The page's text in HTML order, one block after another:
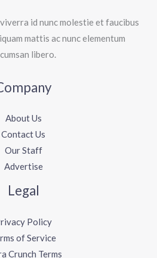
id nunc molestie et faucibus
mattis ac nunc elementum
libero.
About Us
Contact Us
Our Staff
Advertise
Legal
Policy
of Service
Crunch Terms